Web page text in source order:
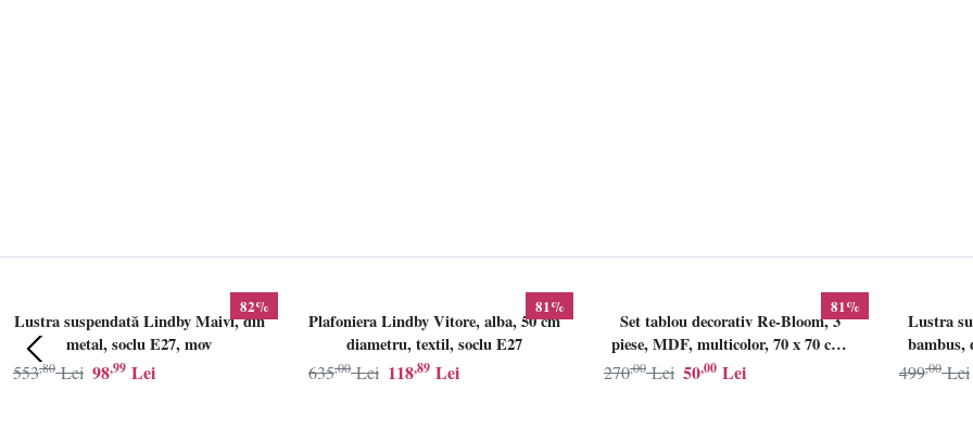
82%
Lustra suspendată Lindby Maivi, din
metal, soclu E27, mov
98,99 Lei
553,80 Lei
81%
Plafoniera Lindby Vitore, alba, 50 cm
diametru, textil, soclu E27
118,89 Lei
635,00 Lei
81%
Set tablou decorativ Re-Bloom, 3
piese, MDF, multicolor, 70 x 70 cm,
Resigilat, Grad B
50,00 Lei
270,00 Lei
Lustra
bambus,
499,00 Lei